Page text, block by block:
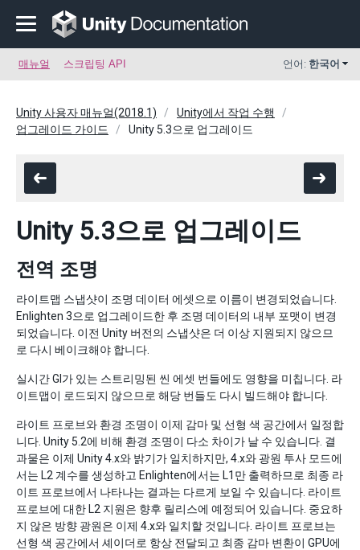
매뉴얼 스크립팅 API 언어: 한국어
Unity 사용자 매뉴얼(2018.1)
Unity에서 작업 수행
업그레이드 가이드
Unity 5.3으로 업그레이드
Unity 5.3으로 업그레이드
전역 조명
라이트맵 스냅샷이 조명 데이터 에셋으로 이름이 변경되었습니다.
Enlighten 3으로 업그레이드한 후 조명 데이터의 내부 포맷이 변경
되었습니다. 이전 Unity 버전의 스냅샷은 더 이상 지원되지 않으므
로 다시 베이크해야 합니다.
실시간 GI가 있는 스트리밍된 씬 에셋 번들에도 영향을 미칩니다. 라
이트맵이 로드되지 않으므로 해당 번들도 다시 빌드해야 합니다.
라이트 프로브와 환경 조명이 이제 감마 및 선형 색 공간에서 일정합
니다. Unity 5.2에 비해 환경 조명이 다소 차이가 날 수 있습니다. 결
과물은 이제 Unity 4.x와 밝기가 일치하지만, 4.x와 광원 투사 모드에
서는 L2 계수를 생성하고 Enlighten에서는 L1만 출력하므로 최종 라
이트 프로브에서 나타나는 결과는 다르게 보일 수 있습니다. 라이트
프로브에 대한 L2 지원은 향후 릴리스에 예정되어 있습니다. 중요하
지 않은 방향 광원은 이제 4.x와 일치할 것입니다. 라이트 프로브는
선형 색 공간에서 셰이더로 항상 전달되고 최종 감마 변환이 GPU에